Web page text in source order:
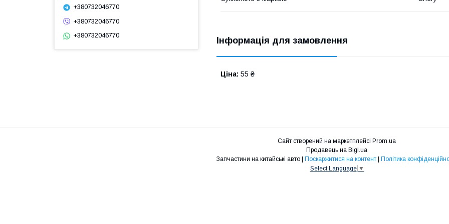
Інформація для замовлення
Ціна: 55 ₴
+380732046770
+380732046770
+380732046770
Сайт створений на маркетплейсі Prom.ua
Продавець на Bigl.ua
Запчастини на китайські авто | Поскаржитися на контент | Політика
Select Language ▼